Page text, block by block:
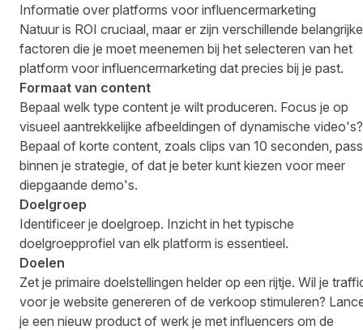
Informatie over platforms voor influencermarketing
Natuur is ROI cruciaal, maar er zijn verschillende belangrijke
factoren die je moet meenemen bij het selecteren van het
platform voor influencermarketing dat precies bij je past.
Formaat van content
Bepaal welk type content je wilt produceren. Focus je op
visueel aantrekkelijke afbeeldingen of dynamische video's?
Bepaal of korte content, zoals clips van 10 seconden,
binnen je strategie, of dat je beter kunt kiezen voor meer
diepgaande demo's.
Doelgroep
Identificeer je doelgroep. Inzicht in het typische
doelgroepprofiel van elk platform is essentieel.
Doelen
Zet je primaire doelstellingen helder op een rijtje. Wil je
voor je website genereren of de verkoop stimuleren?
je een nieuw product of werk je met influencers om de